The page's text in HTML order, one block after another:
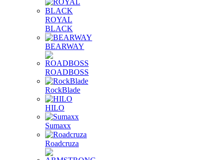
ROYAL
BLACK
BEARWAY
ROADBOSS
RockBlade
HILO
Sumaxx
Roadcruza